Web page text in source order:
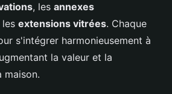
, les annexes
les extensions vitrées. Chaque
s'intégrer harmonieusement à
la valeur et la
maison.